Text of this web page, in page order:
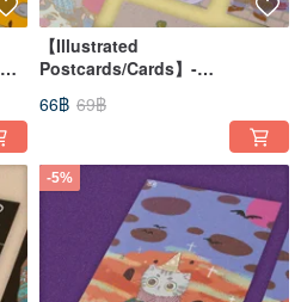
【Illustrated
Postcards/Cards】-
Somewhere only we know.
66฿ 69฿
-5%